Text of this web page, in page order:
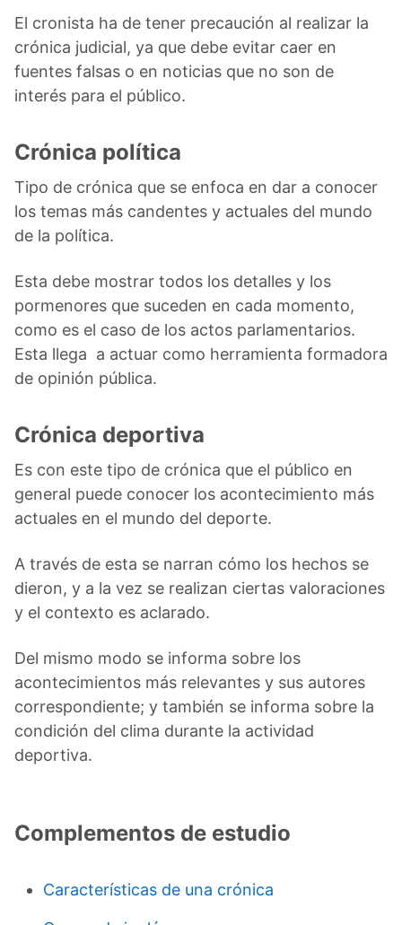
El cronista ha de tener precaución al realizar la
crónica judicial, ya que debe evitar caer en
fuentes falsas o en noticias que no son de
interés para el público.
Crónica política
Tipo de crónica que se enfoca en dar a conocer
los temas más candentes y actuales del mundo
de la política.
Esta debe mostrar todos los detalles y los
pormenores que suceden en cada momento,
como es el caso de los actos parlamentarios.
Esta llega a actuar como herramienta formadora
de opinión pública.
Crónica deportiva
Es con este tipo de crónica que el público en
general puede conocer los acontecimiento más
actuales en el mundo del deporte.
A través de esta se narran cómo los hechos se
dieron, y a la vez se realizan ciertas valoraciones
y el contexto es aclarado.
Del mismo modo se informa sobre los
acontecimientos más relevantes y sus autores
correspondiente; y también se informa sobre la
condición del clima durante la actividad
deportiva.
Complementos de estudio
Características de una crónica